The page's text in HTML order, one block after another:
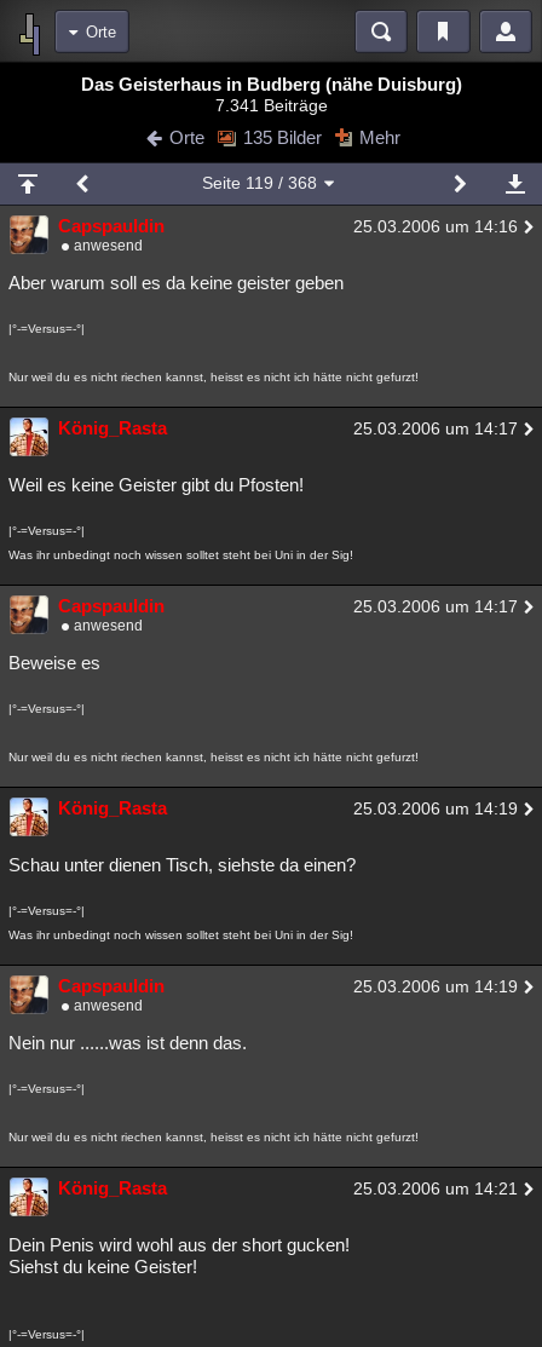
Orte
Blogs Videos
Chat Wiki Neuigkeiten
meine Rubriken
Menschen Wissenschaft Mystery Kriminalfälle
Spiritualität Verschwörungen Technologie
Natur
Astronomie
Musik Clash Verbesserungen
Übersichten
Lesenswert Schlüsselwörter
Das Geisterhaus in Budberg (nähe Duisburg)
7.341 Beiträge
Orte 135 Bilder Mehr
Seite 119 / 368
Capspauldin 25.03.2006 um 14:16
anwesend
Aber warum soll es da keine geister geben
|°-=Versus=-°|
Nur weil du es nicht riechen kannst, heisst es nicht ich hätte nicht gefurzt!
König_Rasta 25.03.2006 um 14:17
Weil es keine Geister gibt du Pfosten!
|°-=Versus=-°|
Was ihr unbedingt noch wissen solltet steht bei Uni in der Sig!
Capspauldin 25.03.2006 um 14:17
anwesend
Beweise es
|°-=Versus=-°|
Nur weil du es nicht riechen kannst, heisst es nicht ich hätte nicht gefurzt!
König_Rasta 25.03.2006 um 14:19
Schau unter dienen Tisch, siehste da einen?
|°-=Versus=-°|
Was ihr unbedingt noch wissen solltet steht bei Uni in der Sig!
Capspauldin 25.03.2006 um 14:19
anwesend
Nein nur ......was ist denn das.
|°-=Versus=-°|
Nur weil du es nicht riechen kannst, heisst es nicht ich hätte nicht gefurzt!
König_Rasta 25.03.2006 um 14:21
Dein Penis wird wohl aus der short gucken!
Siehst du keine Geister!
|°-=Versus=-°|